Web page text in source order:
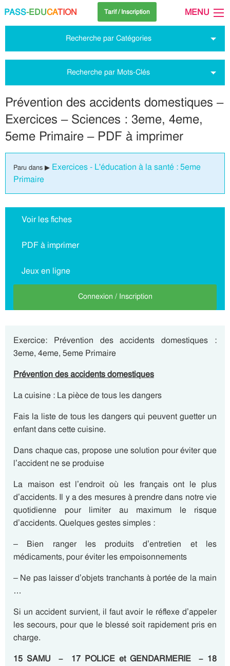
PASS-EDUCATION Tarif / Inscription MENU
Recherche par Catégories
Recherche par Mots-Clés
Prévention des accidents domestiques –
Exercices – Sciences : 3eme, 4eme,
5eme Primaire – PDF à imprimer
Paru dans ▶ Exercices - L'éducation à la santé : 5eme
Primaire
Voir les fiches
PDF à imprimer
Jeux en ligne
Connexion / Inscription
Exercice: Prévention des accidents domestiques :
3eme, 4eme, 5eme Primaire
Prévention des accidents domestiques
La cuisine : La pièce de tous les dangers
Fais la liste de tous les dangers qui peuvent guetter un
enfant dans cette cuisine.
Dans chaque cas, propose une solution pour éviter que
l’accident ne se produise
La maison est l’endroit où les français ont le plus
d’accidents. Il y a des mesures à prendre dans notre vie
quotidienne pour limiter au maximum le risque
d’accidents. Quelques gestes simples :
– Bien ranger les produits d’entretien et les
médicaments, pour éviter les empoisonnements
– Ne pas laisser d’objets tranchants à portée de la main
…
Si un accident survient, il faut avoir le réflexe d’appeler
les secours, pour que le blessé soit rapidement pris en
charge.
15 SAMU – 17 POLICE et GENDARMERIE – 18